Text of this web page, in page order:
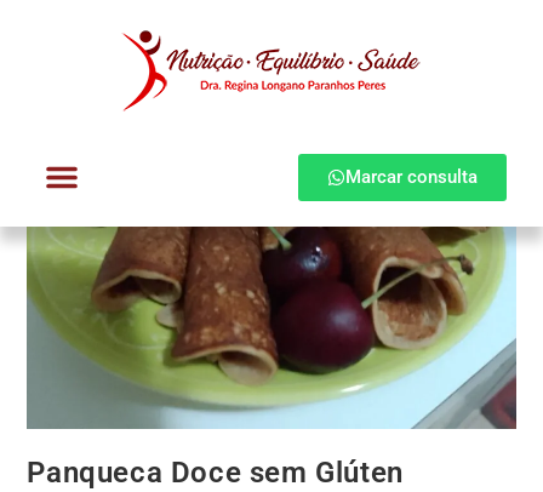
Marcar consulta
Panqueca Doce sem Glúten